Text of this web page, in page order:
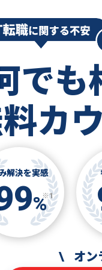
でも
カ
解決を実感
%※1
\ オン